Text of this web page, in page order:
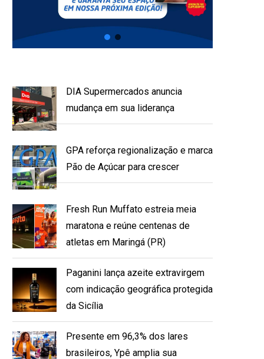
DIA Supermercados anuncia
mudança em sua liderança
GPA reforça regionalização e marca
Pão de Açúcar para crescer
Fresh Run Muffato estreia meia
maratona e reúne centenas de
atletas em Maringá (PR)
Paganini lança azeite extravirgem
com indicação geográfica protegida
da Sicília
Presente em 96,3% dos lares
brasileiros, Ypê amplia sua